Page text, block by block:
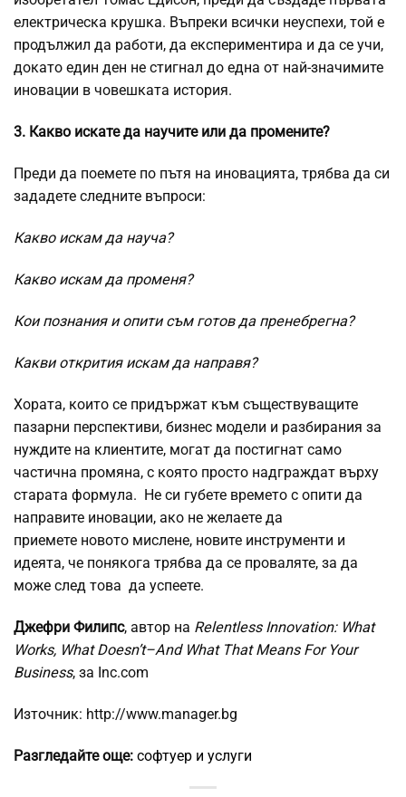
електрическа крушка. Въпреки всички неуспехи, той е
продължил да работи, да експериментира и да се учи,
докато един ден не стигнал до една от най-значимите
иновации в човешката история.
3. Какво искате да научите или да промените?
Преди да поемете по пътя на иновацията, трябва да си
зададете следните въпроси:
Какво искам да науча?
Какво искам да променя?
Кои познания и опити съм готов да пренебрегна?
Какви открития искам да направя?
Хората, които се придържат към съществуващите
пазарни перспективи, бизнес модели и разбирания за
нуждите на клиентите, могат да постигнат само
частична промяна, с която просто надграждат върху
старата формула. Не си губете времето с опити да
направите иновации, ако не желаете да
приемете новото мислене, новите инструменти и
идеята, че понякога трябва да се проваляте, за да
може след това да успеете.
Джефри Филипс, автор на Relentless Innovation: What
Works, What Doesn’t–And What That Means For Your
Business, за Inc.com
Източник: http://www.manager.bg
Разгледайте още: софтуер и услуги